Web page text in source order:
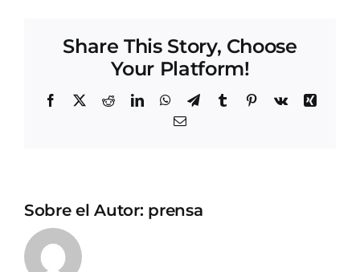
Share This Story, Choose
Your Platform!
Facebook
X RedditLinkedInWhatsApp
TelegramTumblrPinterest
Vk
Xing
Correo
Sobre el Autor: prensa